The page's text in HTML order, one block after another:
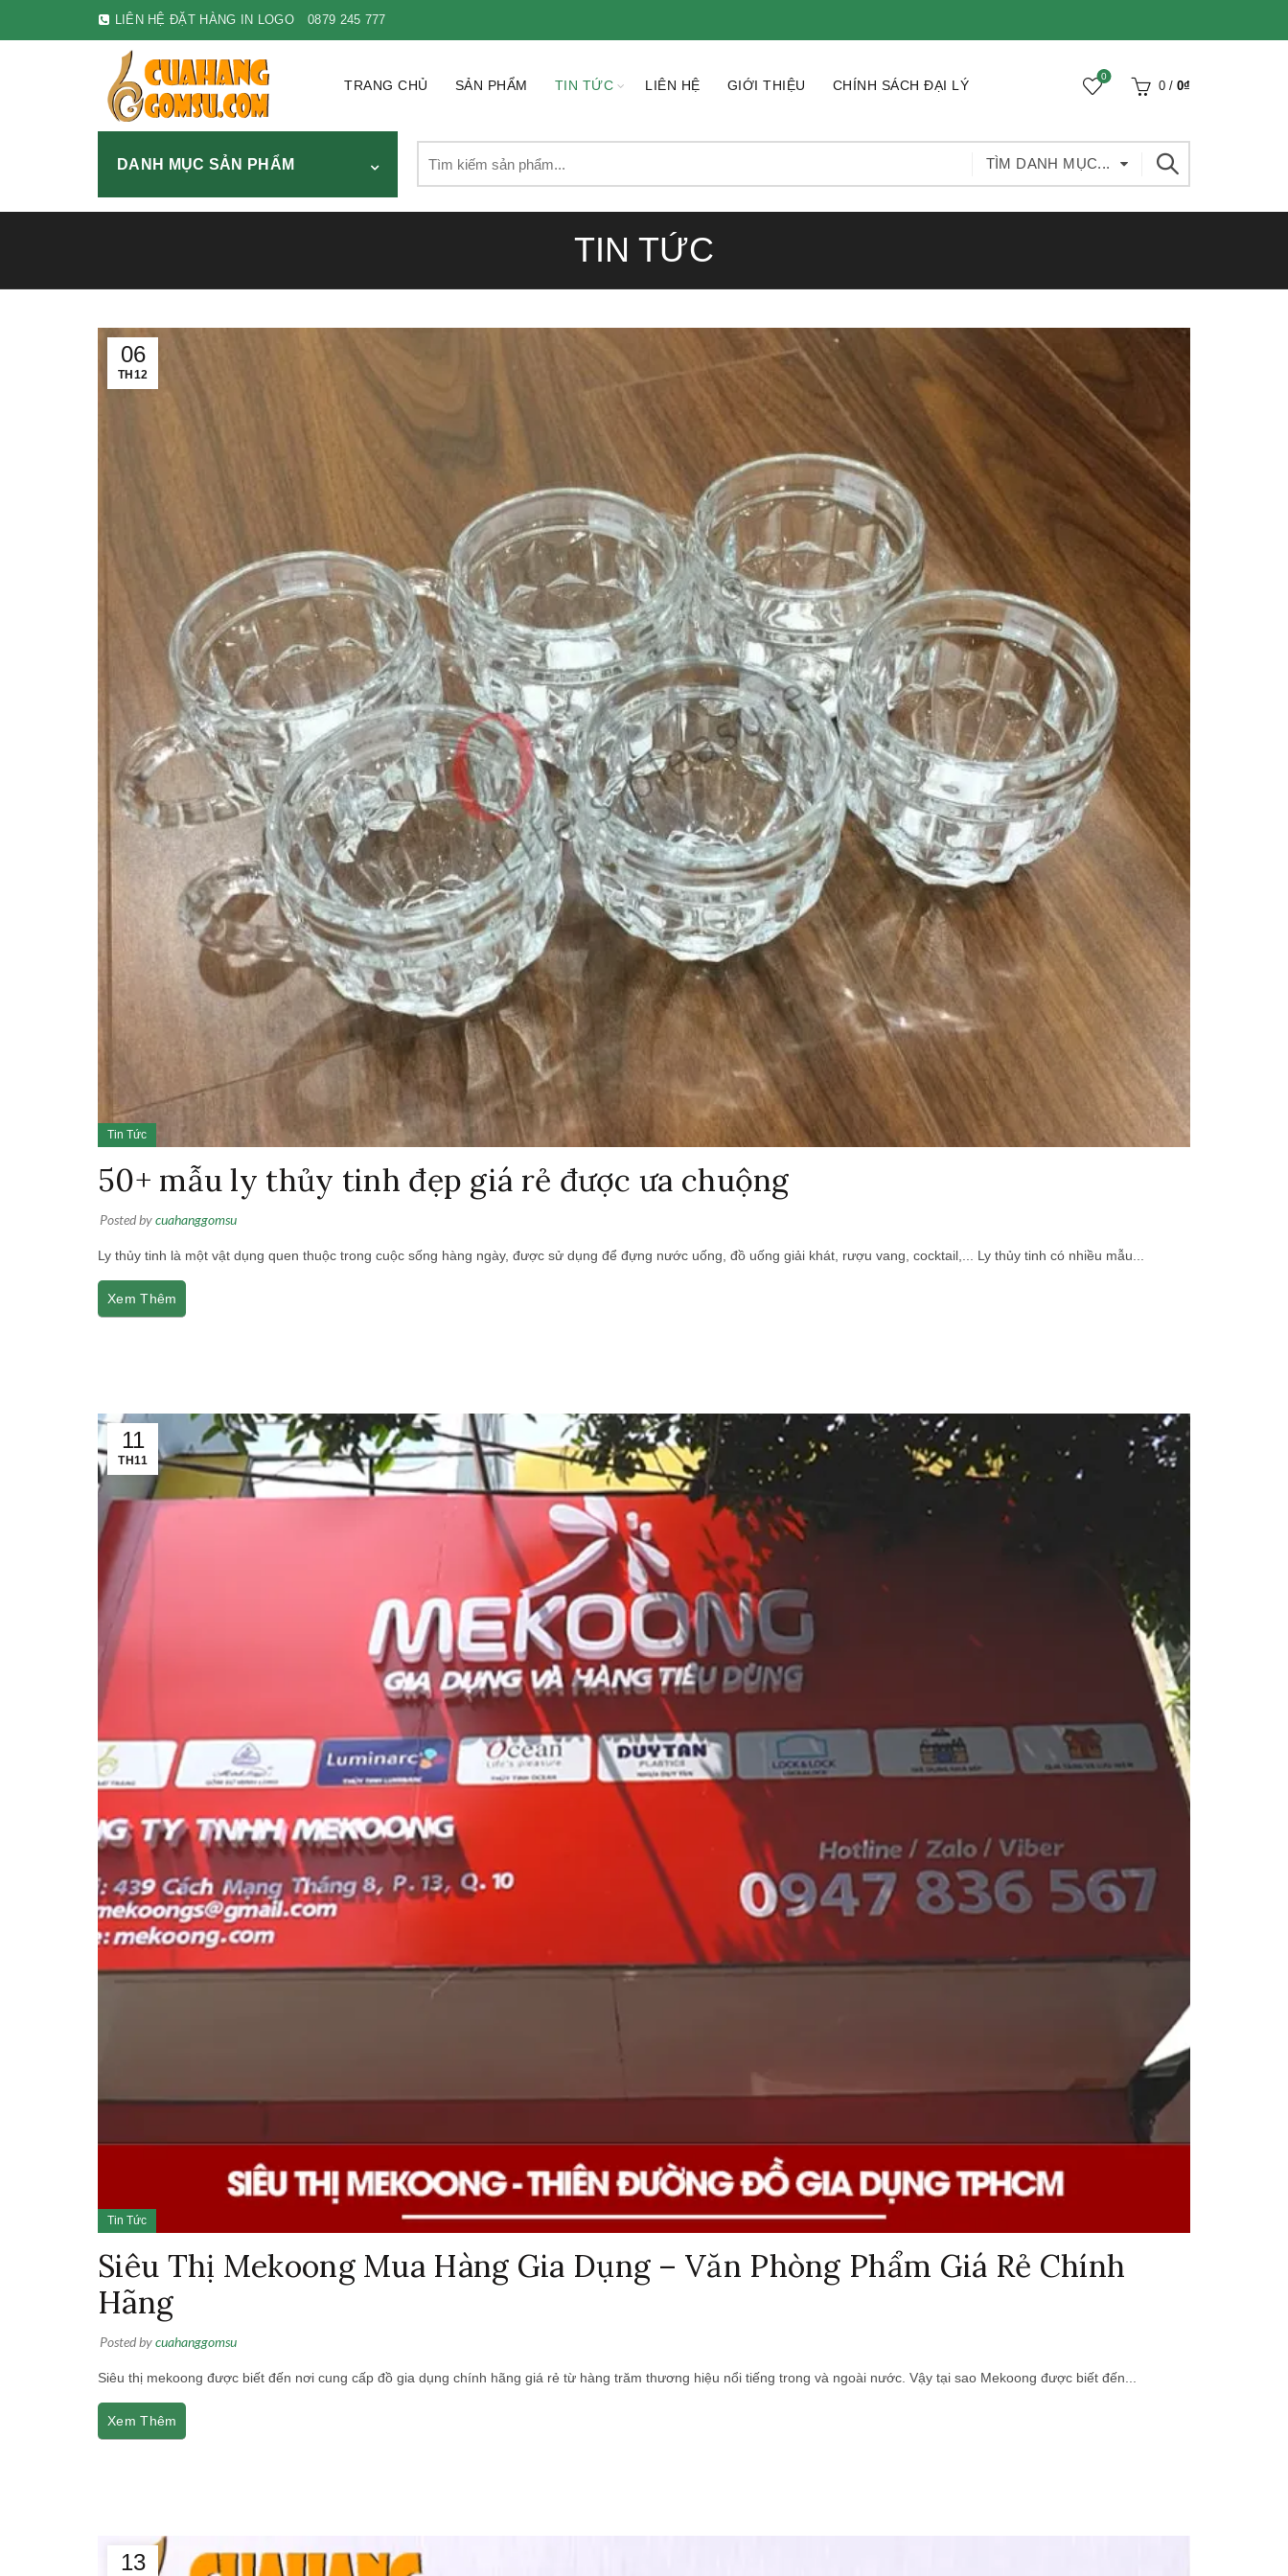
LIÊN HỆ ĐẶT HÀNG IN LOGO 0879 245 777
TRANG CHỦ SẢN PHẨM TIN TỨC LIÊN HỆ GIỚI THIỆU CHÍNH SÁCH ĐẠI LÝ
0
0 / 0₫
DANH MỤC SẢN PHẨM
for:
TÌM DANH MỤC...
TIN TỨC
06
TH12
Tin Tức
50+ mẫu ly thủy tinh đẹp giá rẻ được ưa chuộng
Posted bycuahanggomsu
Ly thủy tinh là một vật dụng quen thuộc trong cuộc sống hàng ngày, được sử dụng để đựng nước uống, đồ uống giải khát, rượu vang, cocktail,... Ly thủy tinh có nhiều mẫu...
Xem Thêm
11
TH11
Tin Tức
Siêu Thị Mekoong Mua Hàng Gia Dụng – Văn Phòng Phẩm Giá Rẻ Chính
Hãng
Posted bycuahanggomsu
Siêu thị mekoong được biết đến nơi cung cấp đồ gia dụng chính hãng giá rẻ từ hàng trăm thương hiệu nổi tiếng trong và ngoài nước. Vậy tại sao Mekoong được biết đến...
Xem Thêm
13